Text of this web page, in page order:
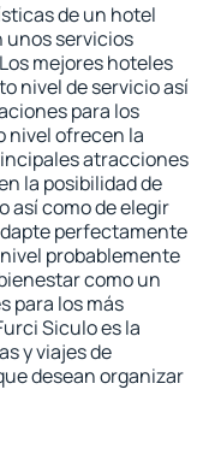
de un hotel
unos servicios
mejores hoteles
nivel de servicio así
para los
nivel ofrecen la
atracciones
la posibilidad de
así como de elegir
perfectamente
probablemente
como un
para los más
Siculo es la
y viajes de
desean organizar